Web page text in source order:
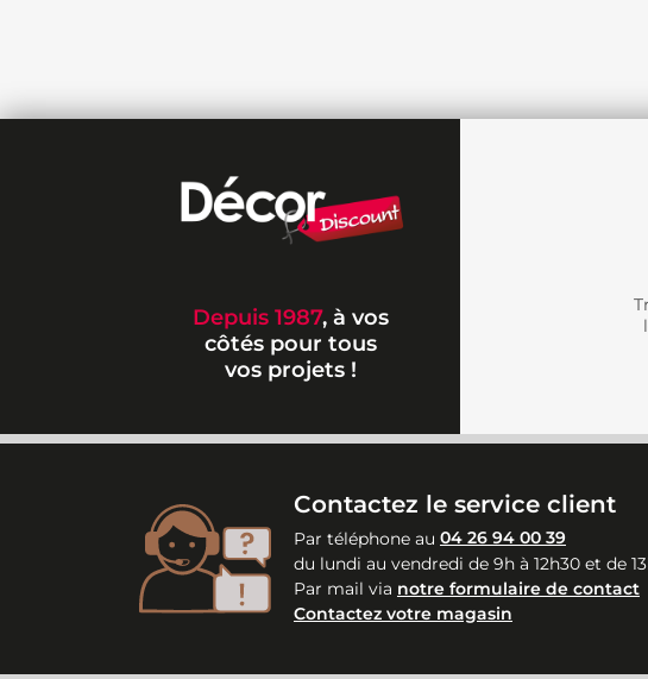
Depuis 1987, à vos
côtés pour tous
vos projets !
Contactez le service client
Par téléphone au 04 26 94 00 39
du lundi au vendredi de 9h à 12h30 et de
Par mail via notre formulaire de contact
Contactez votre magasin